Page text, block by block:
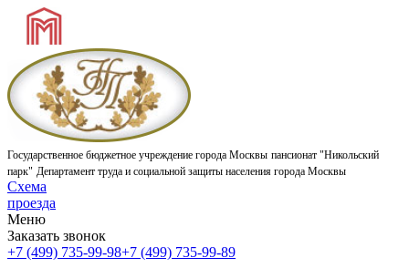
Государственное бюджетное учреждение города Москвы пансионат "Никольский
парк" Департамент труда и социальной защиты населения города Москвы
Схема
проезда
Меню
Заказать звонок
+7 (499) 735-99-98+7 (499) 735-99-89